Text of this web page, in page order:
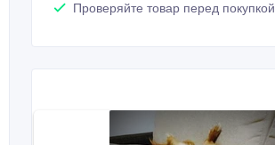
Проверяйте товар перед покупкой